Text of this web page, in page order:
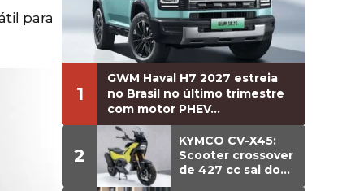
para
1
GWM Haval H7 2027 estreia
no Brasil no último trimestre
com motor PHEV...
2
KYMCO CV-X45:
Scooter crossover
de 427 cc sai do